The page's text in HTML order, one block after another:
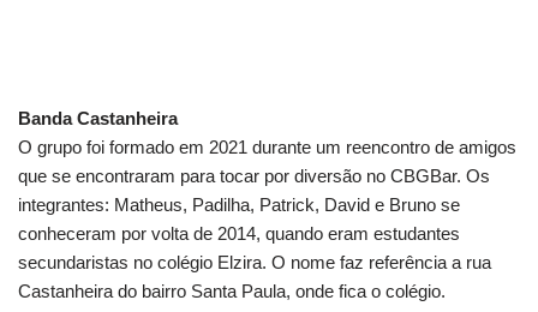
Banda Castanheira
O grupo foi formado em 2021 durante um reencontro de amigos
que se encontraram para tocar por diversão no CBGBar. Os
integrantes: Matheus, Padilha, Patrick, David e Bruno se
conheceram por volta de 2014, quando eram estudantes
secundaristas no colégio Elzira. O nome faz referência a rua
Castanheira do bairro Santa Paula, onde fica o colégio.